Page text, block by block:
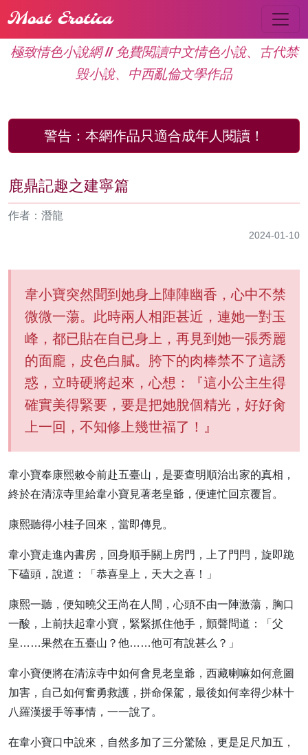
Most Erotica
極致情色小說網 // 免費閱讀中文情色小說、古代禁
毁小說、中西亂倫文學作品
警告： 本網作品只適合成年人閱讀！
鹿鼎記趣之建寧篇
作者：潛龍
2024-01-10
韋小寶突然聞到她身上陣陣幽香，心中不禁
微微一蕩。此時兩人相距甚近，連她一對玉
峰，都已貼在自已身上，再見到她一張秀麗
的面龐，皮色白膩。胯下的肉棒禁不了這誘
惑，立時硬將起來，心想：『這小公主生得
確實美得緊要，要是把她脫個精光，好好肏
上一回，不知修上幾世福了！』
韋小寶奉康熙敕令前赴五臺山，是要查明順治出家的真相，
終於在清涼寺里給韋小寶見著老皇爺，便連忙回京覆旨。
康熙聽得小桂子回來，當即傳見。
韋小寶走進內書房，回身順手關上房門，上了門閂，旋即跪
下磕頭，說道：「恭喜皇上，天大之喜！」
康熙一聽，便知曉父王尚在人間，心頭不由一陣激蕩，胸口
一酸，上前扶起韋小寶，緊緊抓住他手，顫聲問道：「父
皇……果然在五臺山？他……他可有說甚么？」
韋小寶便將在清涼寺中如何會見老皇爺，西藏喇嘛如何意圖
加害，自己如何奮勇救護，拼命保駕，最後如何幸得少林十
八羅漢援手等事情，一一說了。
在韋小寶口中說來，自然多加了三分驚險，更是足尺加五，